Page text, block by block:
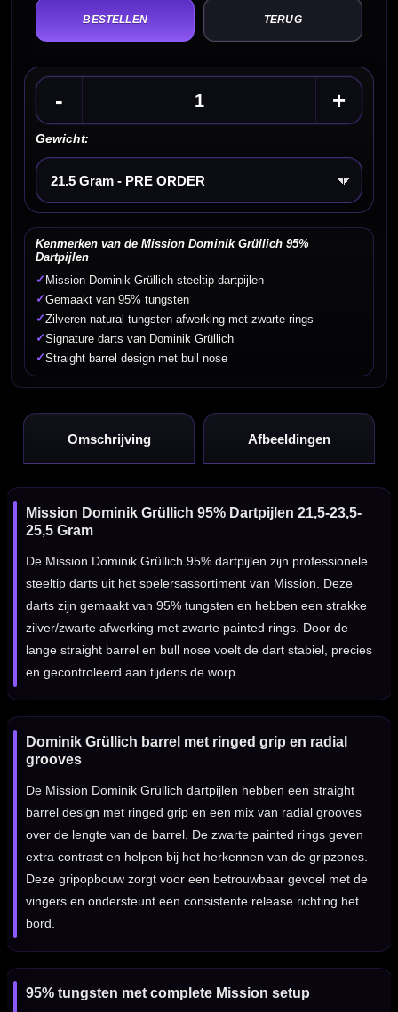
TERUG
- +
Gewicht:
Kies een optie
Kenmerken van de Mission Dominik Grüllich 95%
Dartpijlen
✓ Mission Dominik Grüllich steeltip dartpijlen
✓Gemaakt van 95% tungsten
✓Zilveren natural tungsten afwerking met zwarte rings
✓Signature darts van Dominik Grüllich
✓Straight barrel design met bull nose
Omschrijving Afbeeldingen
Mission Dominik Grüllich 95% Dartpijlen 21,5-23,5-
25,5 Gram
De Mission Dominik Grüllich 95% dartpijlen zijn professionele
steeltip darts uit het spelersassortiment van Mission. Deze
darts zijn gemaakt van 95% tungsten en hebben een strakke
zilver/zwarte afwerking met zwarte painted rings. Door de
lange straight barrel en bull nose voelt de dart stabiel, precies
en gecontroleerd aan tijdens de worp.
Dominik Grüllich barrel met ringed grip en radial
grooves
De Mission Dominik Grüllich dartpijlen hebben een straight
barrel design met ringed grip en een mix van radial grooves
over de lengte van de barrel. De zwarte painted rings geven
extra contrast en helpen bij het herkennen van de gripzones.
Deze gripopbouw zorgt voor een betrouwbaar gevoel met de
vingers en ondersteunt een consistente release richting het
bord.
95% tungsten met complete Mission setup